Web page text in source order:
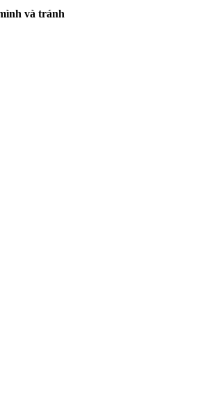
và tránh